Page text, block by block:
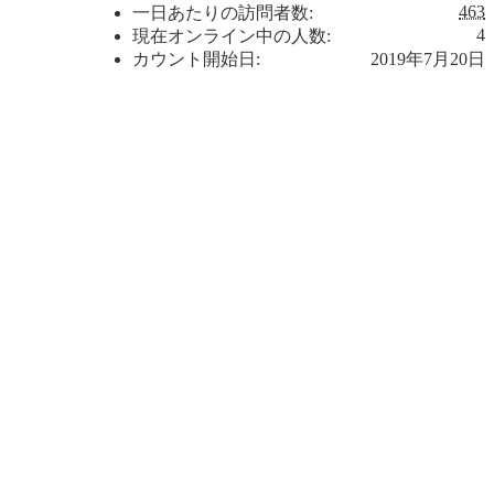
463
一日あたりの訪問者数:
4
現在オンライン中の人数:
2019年7月20日
カウント開始日: